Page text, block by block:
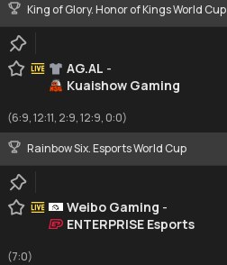
King of Glory. Honor of Kings World Cup
AG.AL -
Kuaishow Gaming
(6:9, 12:11, 2:9, 12:9, 0:0)
Rainbow Six. Esports World Cup
Weibo Gaming -
ENTERPRISE Esports
(7:0)